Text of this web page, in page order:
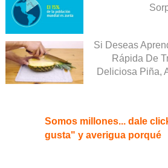
Si Deseas
Rápida De
Deliciosa Piña,
Somos millones... dale
gusta" y averigua porqué